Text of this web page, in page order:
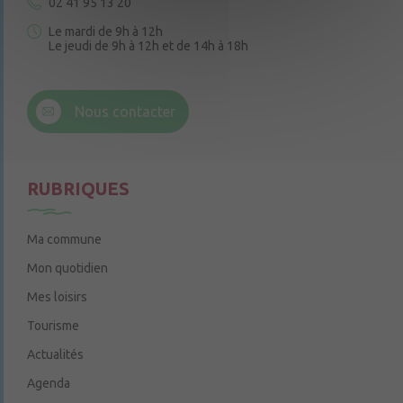
Le mardi de 9h à 12h
Le jeudi de 9h à 12h et de 14h à 18h
Nous contacter
RUBRIQUES
Ma commune
Mon quotidien
Mes loisirs
Tourisme
Actualités
Agenda